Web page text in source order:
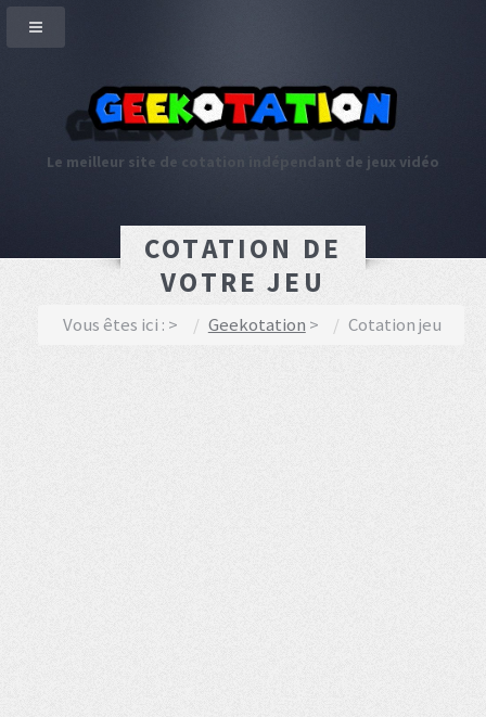
Le meilleur site de cotation indépendant de jeux vidéo
COTATION DE
VOTRE JEU
Vous êtes ici : Geekotation Cotation jeu